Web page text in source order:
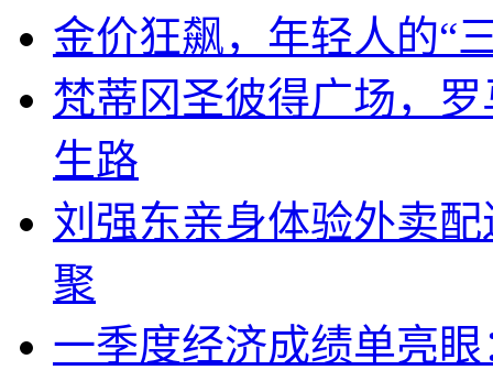
金价狂飙，年轻人的“
梵蒂冈圣彼得广场，
生路
刘强东亲身体验外卖
聚
一季度经济成绩单亮